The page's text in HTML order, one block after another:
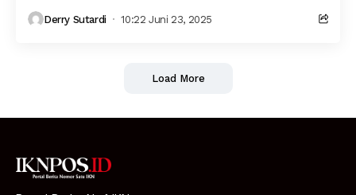
Derry Sutardi 10:22 Juni 23, 2025
Load More